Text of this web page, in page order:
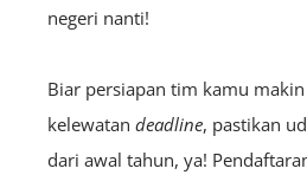
negeri nanti!
Biar persiapan tim kamu
kelewatan deadline, pastikan
dari awal tahun, ya!